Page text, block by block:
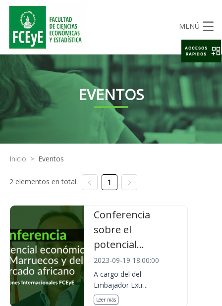
MENÚ
EVENTOS
Inicio > Eventos
2 elementos en total: 1
Conferencia
sobre el
potencial...
2023-09-19 18:00:00
A cargo del del
Embajador Extr...
Leer más
ACCESOS
RAPIDOS